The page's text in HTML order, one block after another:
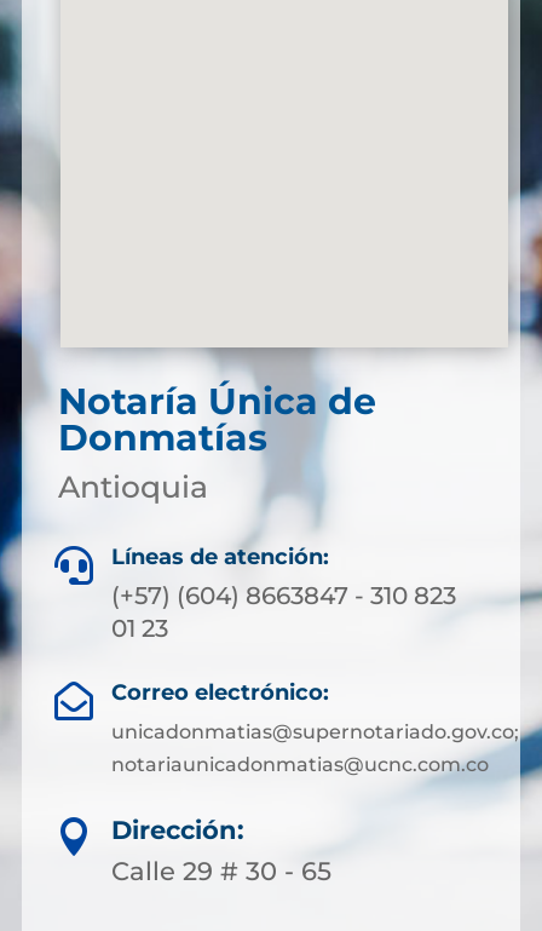
Notaría Única de
Donmatías
Antioquia
 Líneas de atención:
(+57) (604) 8663847 - 310 823
01 23
 Correo electrónico:
unicadonmatias@supernotariado.gov.co;
notariaunicadonmatias@ucnc.com.co

Dirección:
Calle 29 # 30 - 65